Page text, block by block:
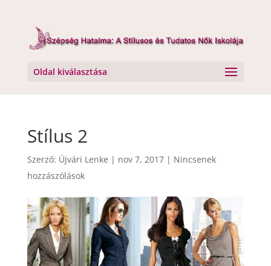
Oldal kiválasztása
Stílus 2
Szerző: Újvári Lenke | nov 7, 2017| Nincsenek
hozzászólások